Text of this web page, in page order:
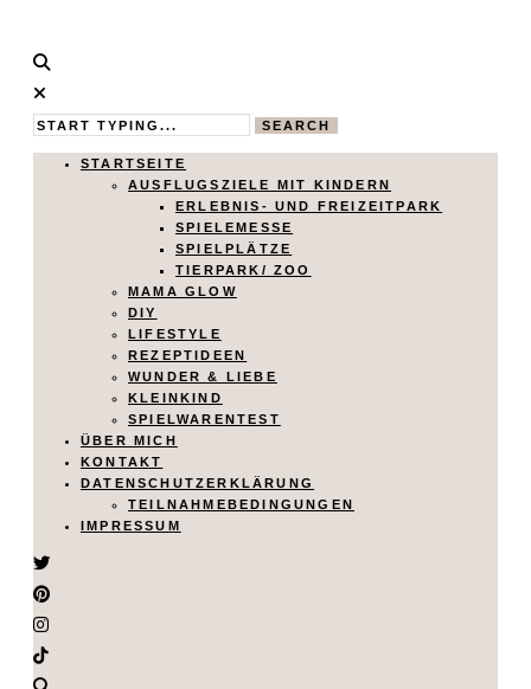
Calistas
Traum
MAMABLOG
SEARCH
STARTSEITE
AUSFLUGSZIELE MIT KINDERN
ERLEBNIS- UND FREIZEITPARK
SPIELEMESSE
SPIELPLÄTZE
TIERPARK/ ZOO
MAMA GLOW
DIY
LIFESTYLE
REZEPTIDEEN
WUNDER & LIEBE
KLEINKIND
SPIELWARENTEST
ÜBER MICH
KONTAKT
DATENSCHUTZERKLÄRUNG
TEILNAHMEBEDINGUNGEN
IMPRESSUM